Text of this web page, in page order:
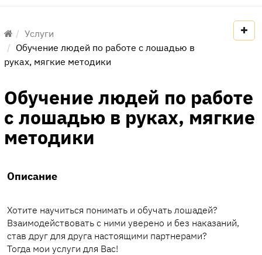
Услуги
Обучение людей по работе с лошадью в
руках, мягкие методики
Обучение людей по работе
с лошадью в руках, мягкие
методики
Описание
Хотите научиться понимать и обучать лошадей?
Взаимодействовать с ними уверено и без наказаний,
став друг для друга настоящими партнерами?
Тогда мои услуги для Вас!